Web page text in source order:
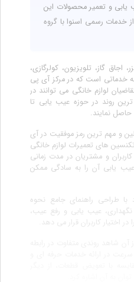
یابی و تعمیر محصولات این
از خدمات رسمی اسنوا با گروه
اجاق گاز، تلویزیون، کولرگازی،
خدماتی است که در مرکز آی پی
لوازم خانگی می توانند در
روند در حوزه عیب یابی تا
حاصل نمایند.
و مهم ترین رمز موفقیت در آی
های تعمیرات لوازم خانگی
و مشتریان در مدت زمانی
یابی آن را به سادگی ممکن
با طراحی راهنمای جامع نحوه
عیب یابی و رفع عیب،
اختیار کاربران قرار می دهد.